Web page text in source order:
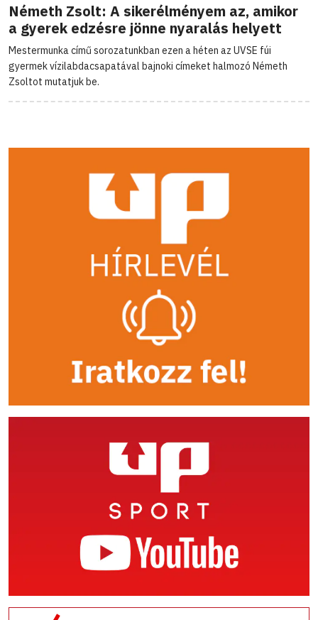
Németh Zsolt: A sikerélményem az, amikor
a gyerek edzésre jönne nyaralás helyett
Mestermunka című sorozatunkban ezen a héten az UVSE fúi
gyermek vízilabdacsapatával bajnoki címeket halmozó Németh
Zsoltot mutatjuk be.